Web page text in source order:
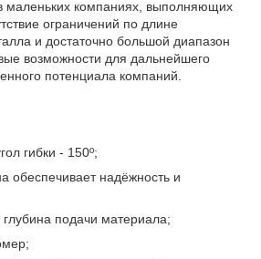
маленьких компаниях, выполняющих
ограничений по длине
и достаточно большой диапазон
возможности для дальнейшего
потенциала компаний.
гибки - 150º;
обеспечивает надёжность и
подачи материала;